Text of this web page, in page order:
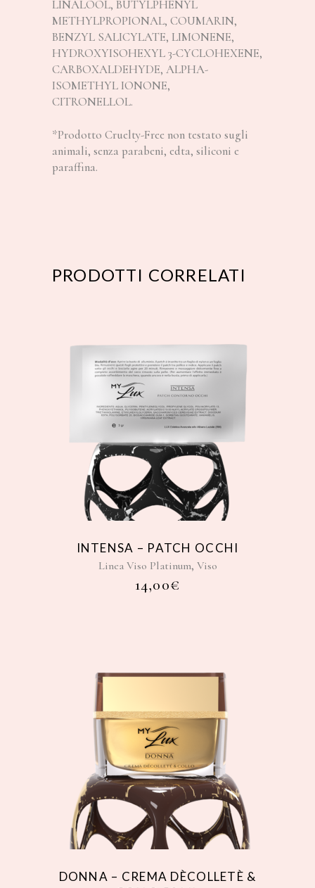
LINALOOL, BUTYLPHENYL
METHYLPROPIONAL, COUMARIN,
BENZYL SALICYLATE, LIMONENE,
HYDROXYISOHEXYL 3-CYCLOHEXENE,
CARBOXALDEHYDE, ALPHA-
ISOMETHYL IONONE,
CITRONELLOL.
*Prodotto Cruelty-Free non testato sugli
animali, senza parabeni, edta, siliconi e
paraffina.
PRODOTTI CORRELATI
INTENSA – PATCH OCCHI
Linea Viso Platinum, Viso
14,00€
DONNA – CREMA DÈCOLLETÈ &